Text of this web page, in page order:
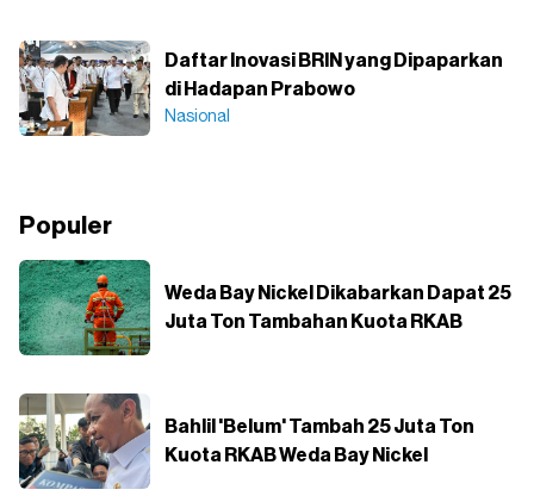
Daftar Inovasi BRIN yang Dipaparkan
di Hadapan Prabowo
Nasional
Populer
Weda Bay Nickel Dikabarkan Dapat 25
Juta Ton Tambahan Kuota RKAB
Bahlil 'Belum' Tambah 25 Juta Ton
Kuota RKAB Weda Bay Nickel